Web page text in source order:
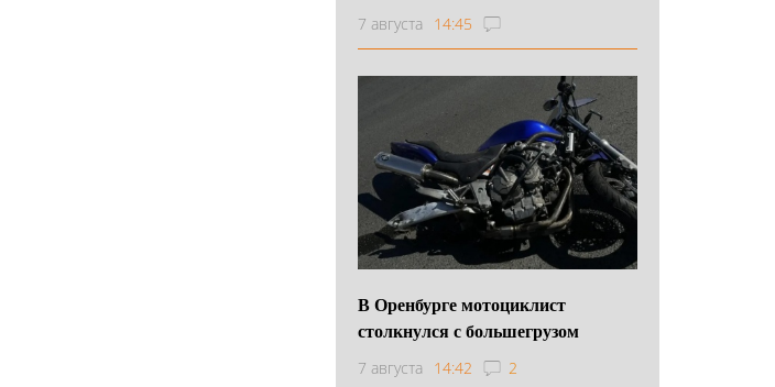
7 августа 14:45
В Оренбурге мотоциклист
столкнулся с большегрузом
7 августа 14:42 2